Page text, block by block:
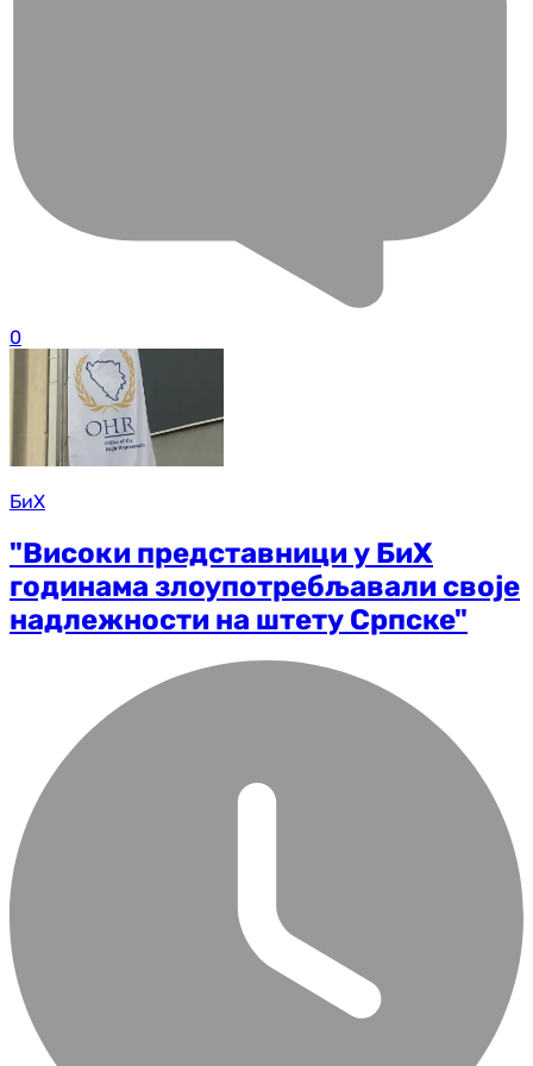
0
БиХ
"Високи представници у БиХ
годинама злоупотребљавали своје
надлежности на штету Српске"